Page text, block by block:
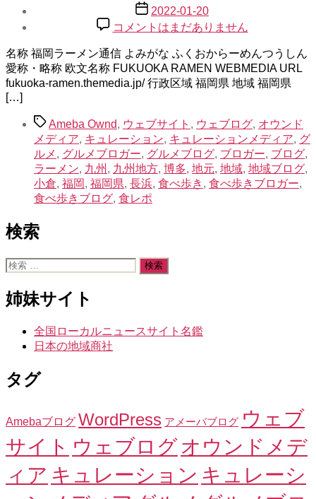
投
稿
2022-01-20
福
ラ
ー
メ
信
へ
の
コメントはまだありません
名称 福岡ラーメン通信 よみがな ふくおからーめんつうしん
愛称・略称 欧文名称 FUKUOKA RAMEN WEBMEDIA URL
fukuoka-ramen.themedia.jp/ 行政区域 福岡県 地域 福岡県
[…]
タ
グ
Ameba Ownd, ウェブサイト , ウェブログ, オウンド
メディア, キュレーション, キュレーションメディア, グ
ルメ , グルメブロガー, グルメブログ, ブロガー, ブログ,
ラーメン, 九州 , 九州地方, 博多, 地元, 地域, 地域ブログ,
小倉, 福岡, 福岡県, 長浜, 食べ歩き , 食べ歩きブロガー,
食べ歩きブログ, 食レポ
検索
検
対
象:
姉妹サイト
全国ローカルニュースサイト名鑑
日本の地域商社
タグ
Amebaブログ WordPress アメーバブログ ウェブ
サイト ウェブログオウンドメデ
ィア キュレーション キュレーシ